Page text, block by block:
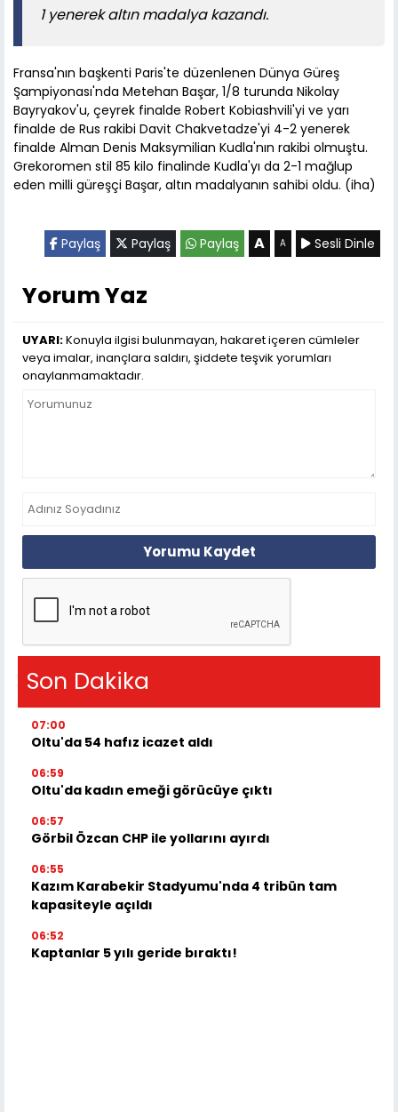
1 yenerek altın madalya kazandı.
Fransa'nın başkenti Paris'te düzenlenen Dünya Güreş
Şampiyonası'nda Metehan Başar, 1/8 turunda Nikolay
Bayryakov'u, çeyrek finalde Robert Kobiashvili'yi ve yarı
finalde de Rus rakibi Davit Chakvetadze'yi 4-2 yenerek
finalde Alman Denis Maksymilian Kudla'nın rakibi olmuştu.
Grekoromen stil 85 kilo finalinde Kudla'yı da 2-1 mağlup
eden milli güreşçi Başar, altın madalyanın sahibi oldu. (iha)
Paylaş Paylaş Paylaş A A Sesli Dinle
Yorum Yaz
UYARI:Konuyla ilgisi bulunmayan, hakaret içeren cümleler
veya imalar, inançlara saldırı, şiddete teşvik yorumları
onaylanmamaktadır.
Yorumu Kaydet
Son Dakika
07:00
Oltu'da 54 hafız icazet aldı
06:59
Oltu'da kadın emeği görücüye çıktı
06:57
Görbil Özcan CHP ile yollarını ayırdı
06:55
Kazım Karabekir Stadyumu'nda 4 tribün tam
kapasiteyle açıldı
06:52
Kaptanlar 5 yılı geride bıraktı!